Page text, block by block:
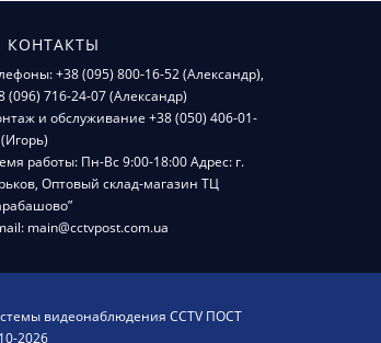
КОНТАКТЫ
+38 (095) 800-16-52 (Александр),
(096) 716-24-07 (Александр)
и обслуживание +38 (050) 406-01-
работы: Пн-Вс 9:00-18:00 Адрес: г.
Оптовый склад-магазин ТЦ
main@cctvpost.com.ua
видеонаблюдения CCTV ПОСТ
2026